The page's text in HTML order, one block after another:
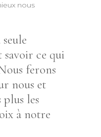
nous
savoir ce qui
ferons
nous et
plus les
à notre